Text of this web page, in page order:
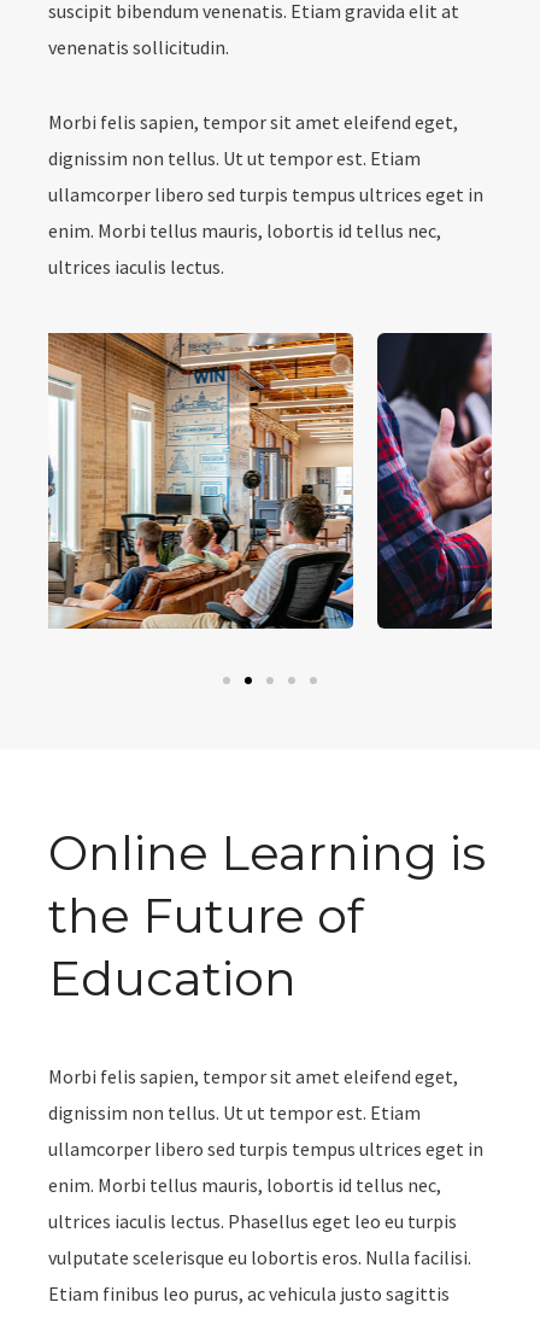
suscipit bibendum venenatis. Etiam gravida elit at
venenatis sollicitudin.
Morbi felis sapien, tempor sit amet eleifend eget,
dignissim non tellus. Ut ut tempor est. Etiam
ullamcorper libero sed turpis tempus ultrices eget in
enim. Morbi tellus mauris, lobortis id tellus nec,
ultrices iaculis lectus.
Online Learning is
the Future of
Education
Morbi felis sapien, tempor sit amet eleifend eget,
dignissim non tellus. Ut ut tempor est. Etiam
ullamcorper libero sed turpis tempus ultrices eget in
enim. Morbi tellus mauris, lobortis id tellus nec,
ultrices iaculis lectus. Phasellus eget leo eu turpis
vulputate scelerisque eu lobortis eros. Nulla facilisi.
Etiam finibus leo purus, ac vehicula justo sagittis